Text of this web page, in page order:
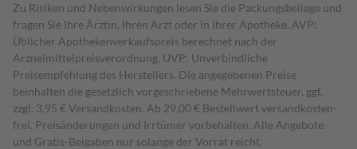
Zu Risiken und Nebenwirkungen lesen Sie die Packungsbeilage und
fragen Sie Ihre Ärztin, Ihren Arzt oder in Ihrer Apotheke. AVP:
Üblicher Apothekenverkaufspreis berechnet nach der
Arzneimittelpreisverordnung. UVP: Unverbindliche
Preisempfehlung des Herstellers. Die angegebenen Preise
beinhalten die gesetzlich vorgeschriebene Mehrwertsteuer, ggf.
zzgl. 3,95 € Versandkosten. Ab 29,00 € Bestell­wert versand­kosten­
frei. Preisänderungen und Irrtümer vorbehalten. Alle Angebote
und Gratis-Beigaben nur solange der Vorrat reicht.